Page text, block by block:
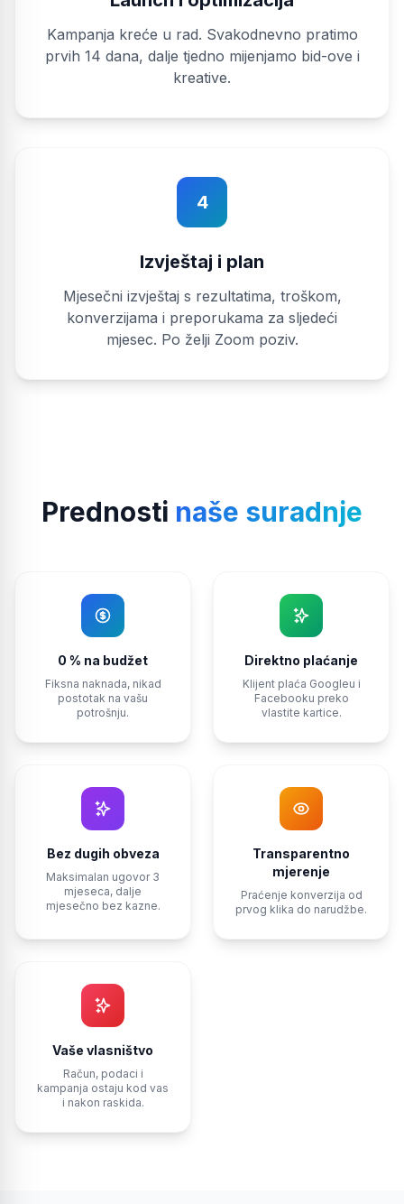
Kampanja kreće u rad. Svakodnevno pratimo
prvih 14 dana, dalje tjedno mijenjamo bid-ove i
kreative.
4
Izvještaj i plan
Mjesečni izvještaj s rezultatima, troškom,
konverzijama i preporukama za sljedeći
mjesec. Po želji Zoom poziv.
Prednosti naše suradnje
0 % na budžet
Fiksna naknada, nikad
postotak na vašu
potrošnju.
Direktno plaćanje
Klijent plaća Googleu i
Facebooku preko
vlastite kartice.
Bez dugih obveza
Maksimalan ugovor 3
mjeseca, dalje
mjesečno bez kazne.
Transparentno
mjerenje
Praćenje konverzija od
prvog klika do narudžbe.
Vaše vlasništvo
Račun, podaci i
kampanja ostaju kod vas
i nakon raskida.